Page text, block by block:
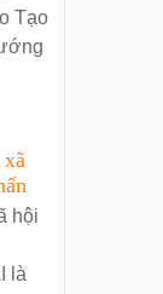
Tạo
hội
là